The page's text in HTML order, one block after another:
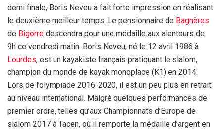
demi finale, Boris Neveu a fait forte impression en réalisant
le deuxième meilleur temps. Le pensionnaire de Bagnères
de Bigorre descendra pour une médaille aux alentours de
9h ce vendredi matin. Boris Neveu, né le 12 avril 1986 à
Lourdes, est un kayakiste français pratiquant le slalom,
champion du monde de kayak monoplace (K1) en 2014.
Lors de l’olympiade 2016-2020, il est un peu plus en retrait
au niveau international. Malgré quelques performances de
premier ordre, telles qu’aux Championnats d’Europe de
slalom 2017 à Tacen, où il remporte la médaille d’argent en